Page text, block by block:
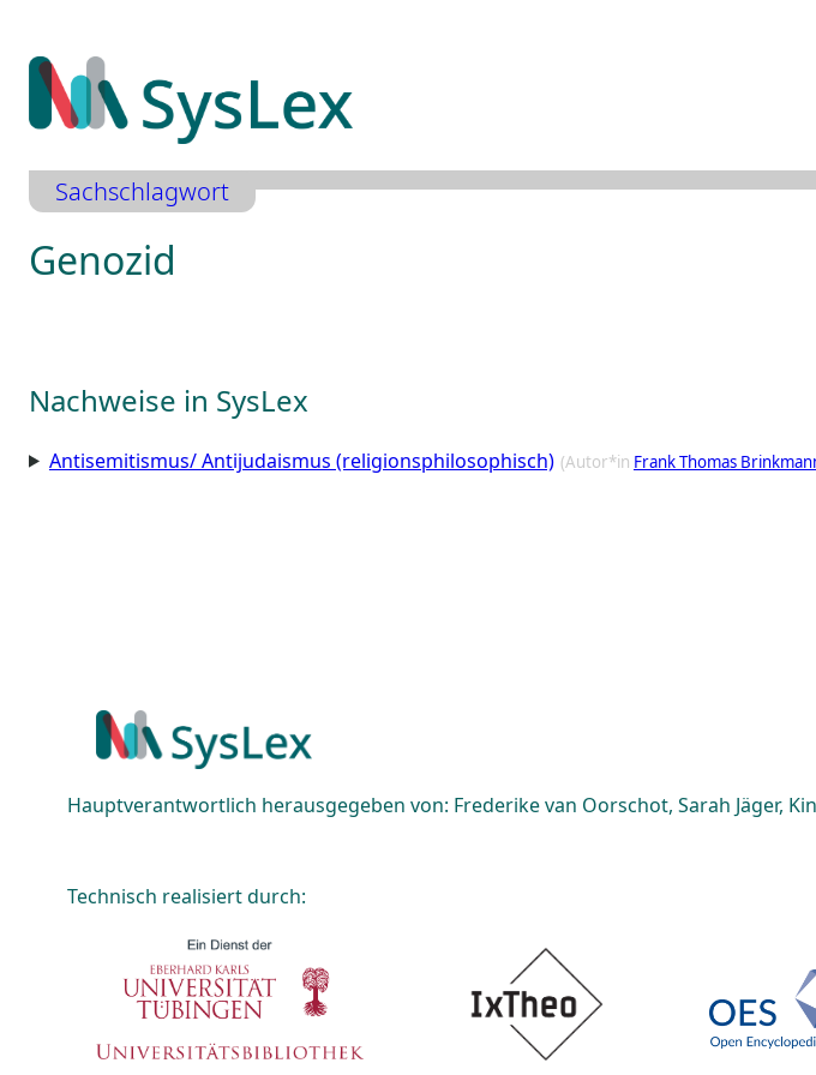
Inhalt
springen
Sachschlagwort
Genozid
Nachweise in SysLex
Antisemitismus/ Antijudaismus (religionsphilosophisch) (Autor*in Frank Thomas
Hauptverantwortlich herausgegeben von: Frederike van Oorschot, Sarah Jäger,
Technisch realisiert durch: